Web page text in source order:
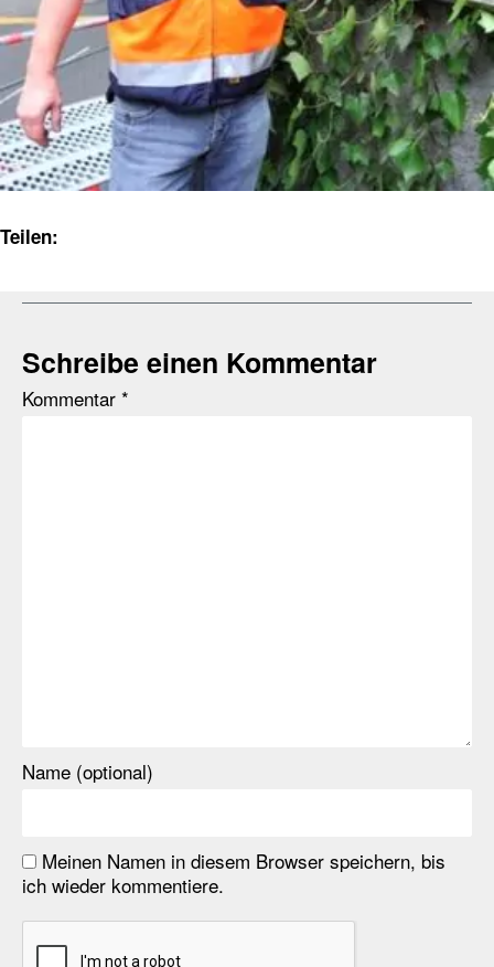
Teilen:
Schreibe einen Kommentar
Kommentar *
Name (optional)
Meinen Namen in diesem Browser speichern, bis
ich wieder kommentiere.